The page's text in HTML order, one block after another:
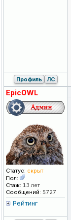
Профиль ЛС
EpicOWL
Статус: скрыт
Пол:
Стаж: 13 лет
Сообщений: 5727
Рейтинг